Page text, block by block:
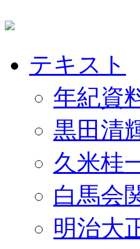
テキスト
年紀資
黒田清
久米桂
白馬会
明治大